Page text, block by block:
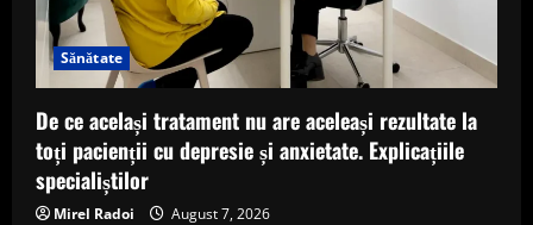
Sănătate
De ce același tratament nu are aceleași rezultate la
toți pacienții cu depresie și anxietate. Explicațiile
specialiștilor
Mirel Radoi August 7, 2026